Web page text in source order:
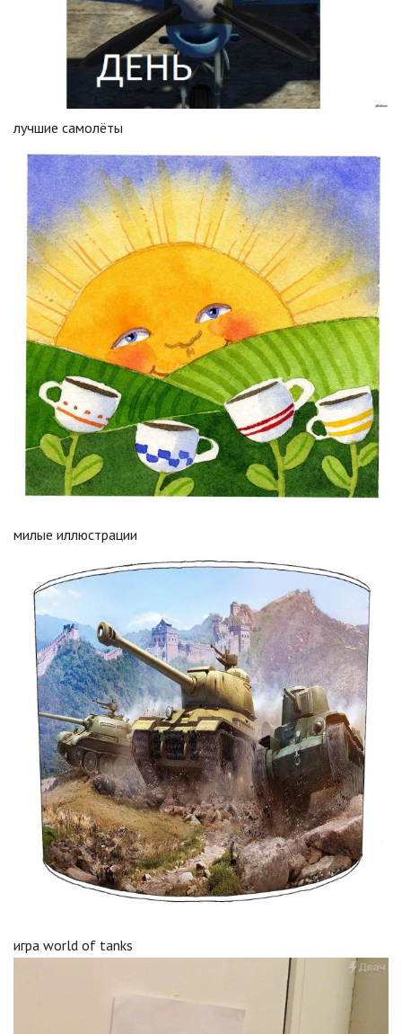
лучшие самолёты
милые иллюстрации
игра world of tanks